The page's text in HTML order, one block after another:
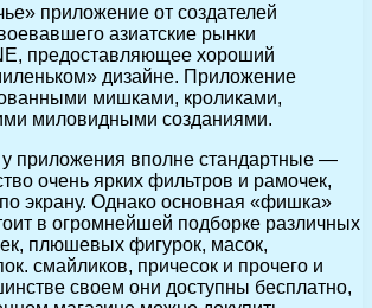
приложение от создателей
азиатские рынки
предоставляющее хороший
дизайне. Приложение
мишками, кроликами,
миловидными созданиями.
приложения вполне стандартные —
очень ярких фильтров и рамочек,
экрану. Однако основная «фишка»
в огромнейшей подборке различных
плюшевых фигурок, масок,
смайликов, причесок и прочего и
своем они доступны бесплатно,